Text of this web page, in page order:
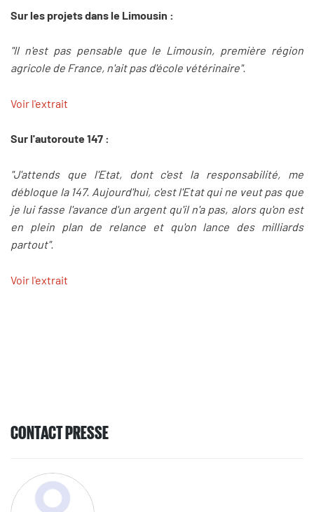
Sur les projets dans le Limousin :
"Il n'est pas pensable que le Limousin, première région
agricole de France, n'ait pas d'école vétérinaire".
Voir l'extrait
Sur l'autoroute 147 :
"J'attends que l'Etat, dont c'est la responsabilité, me
débloque la 147. Aujourd'hui, c'est l'Etat qui ne veut pas que
je lui fasse l'avance d'un argent qu'il n'a pas, alors qu'on est
en plein plan de relance et qu'on lance des milliards
partout".
Voir l'extrait
CONTACT PRESSE